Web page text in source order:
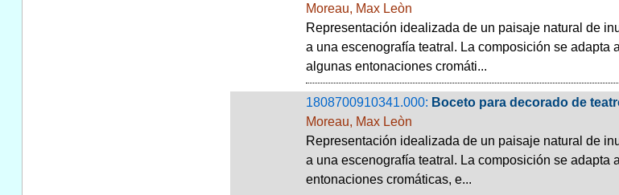
Moreau, Max Leòn
Representación idealizada de un paisaje natural de
a una escenografía teatral. La composición se
algunas entonaciones cromáti...
1808700910341.000: Boceto para decorado de
Moreau, Max Leòn
Representación idealizada de un paisaje natural de
a una escenografía teatral. La composición se
entonaciones cromáticas, e...